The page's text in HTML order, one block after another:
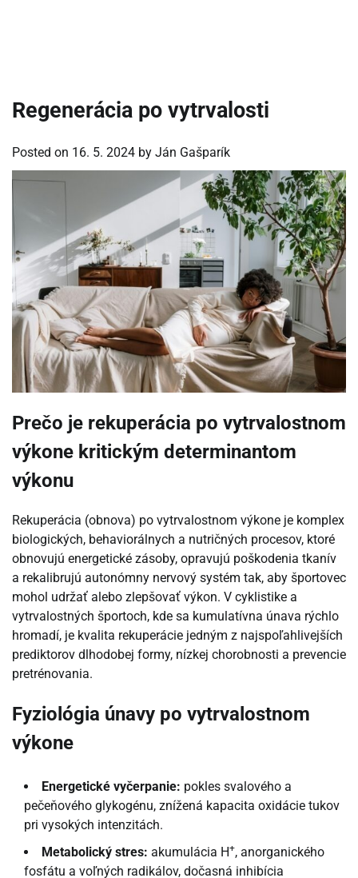
Regenerácia po vytrvalosti
Posted on 16. 5. 2024 by Ján Gašparík
Prečo je rekuperácia po vytrvalostnom
výkone kritickým determinantom
výkonu
Rekuperácia (obnova) po vytrvalostnom výkone je komplex
biologických, behaviorálnych a nutričných procesov, ktoré
obnovujú energetické zásoby, opravujú poškodenia tkanív
a rekalibrujú autonómny nervový systém tak, aby športovec
mohol udržať alebo zlepšovať výkon. V cyklistike a
vytrvalostných športoch, kde sa kumulatívna únava rýchlo
hromadí, je kvalita rekuperácie jedným z najspoľahlivejších
prediktorov dlhodobej formy, nízkej chorobnosti a prevencie
pretrénovania.
Fyziológia únavy po vytrvalostnom
výkone
Energetické vyčerpanie: pokles svalového a
pečeňového glykogénu, znížená kapacita oxidácie tukov
pri vysokých intenzitách.
Metabolický stres: akumulácia H+, anorganického
fosfátu a voľných radikálov, dočasná inhibícia